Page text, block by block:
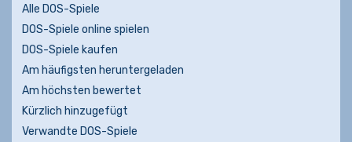
Alle DOS-Spiele
DOS-Spiele online spielen
DOS-Spiele kaufen
Am häufigsten heruntergeladen
Am höchsten bewertet
Kürzlich hinzugefügt
Verwandte DOS-Spiele